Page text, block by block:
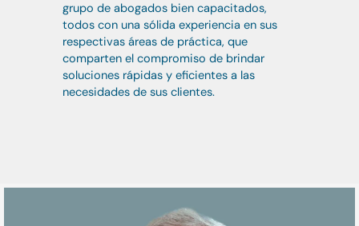
grupo de abogados bien capacitados,
todos con una sólida experiencia en sus
respectivas áreas de práctica, que
comparten el compromiso de brindar
soluciones rápidas y eficientes a las
necesidades de sus clientes.